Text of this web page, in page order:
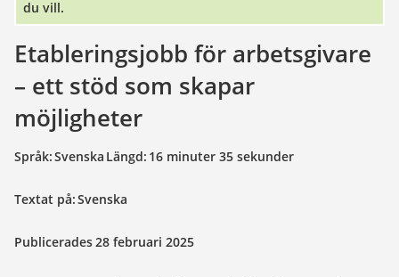
du vill.
Etableringsjobb för arbetsgivare
– ett stöd som skapar
möjligheter
Språk:Svenska Längd: 16 minuter 35 sekunder
Textat på:Svenska
Publicerades28 februari 2025